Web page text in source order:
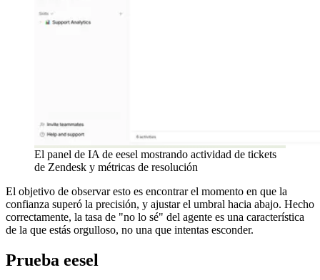
El panel de IA de eesel mostrando actividad de tickets
de Zendesk y métricas de resolución
El objetivo de observar esto es encontrar el momento en que la
confianza superó la precisión, y ajustar el umbral hacia abajo. Hecho
correctamente, la tasa de "no lo sé" del agente es una característica
de la que estás orgulloso, no una que intentas esconder.
Prueba eesel